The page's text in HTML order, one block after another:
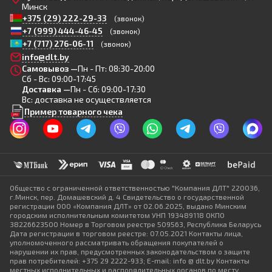
Минск
+375 (29) 222-29-33
(звонок)
+7 (999) 444-46-45 (звонок)
+7 (717) 276-06-11 (звонок)
info@dlt.by
Самовывоз —Пн - Пт: 08:30-20:00
Сб - Вс: 09:00-17:45
Доставка —Пн - Сб: 09:00-17:30
Вс: доставка не осуществляется
Пример товарного чека
Общество с ограниченной ответственностью "Компания ДЛТ" 220036,
г.Минск, пер. Домашевский д. 4 Свидетельство о государственной
регистрации ООО «Компания ДЛТ» от 02.06.2025, выдано Минским
городским исполнительным комитетом УНП 193489118 ОКПО
38226623500 Номер в Торговом реестре 509563, Республика Беларусь
Дата регистрации в торговом реестре: 07.05.2021 Контакты лица,
уполномоченного рассматривать обращения покупателей о
нарушении их прав, предусмотренных законодательством о защите
прав потребителей: +375 29 2222-933; E-mail: info @ dlt.by Контакты
местных исполнительных и распорядительных органов по месту